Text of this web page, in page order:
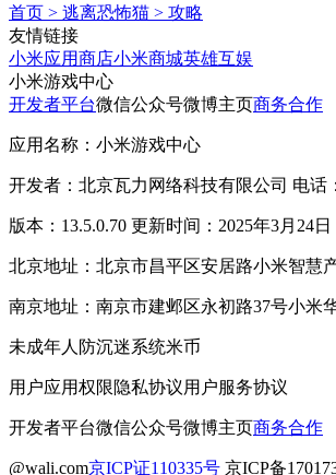
首页 > 逃离恐怖猫 > 攻略
友情链接
小米应用商店小米商城英雄互娱
小米游戏中心
开发者平台微信公众号微博主页商务合作
应用名称：小米游戏中心
开发者：北京瓦力网络科技有限公司 电话
版本：13.5.0.70 更新时间：2025年3月24日
北京地址：北京市昌平区安居路小米智慧
南京地址：南京市建邺区永初路37号小米
未成年人防沉迷系统米币
用户应用权限隐私协议用户服务协议
开发者平台微信公众号微博主页商务合作
@wali.com京ICP证110335号 京ICP备